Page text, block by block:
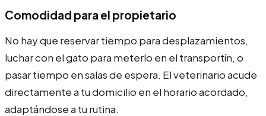
Comodidad para el propietario
No hay que reservar tiempo para desplazamientos,
luchar con el gato para meterlo en el transportín, o
pasar tiempo en salas de espera. El veterinario acude
directamente a tu domicilio en el horario acordado,
adaptándose a tu rutina.